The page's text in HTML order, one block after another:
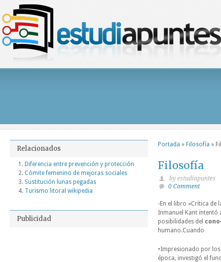
Portada » Filosofía »
Filosofía
by estudiapuntes
0 Comment
-En el libro «Crítica de
Inmanuel Kant intentó
posibilidades del
humano.Cuando
•Impresionado por los
época, investigó el
Relacionados
Diferencia entre prevención y protección
Cómite femenino de mejoras sociales
Sustitución lunas pegadas
Turismo litoral wikipedia
Publicidad